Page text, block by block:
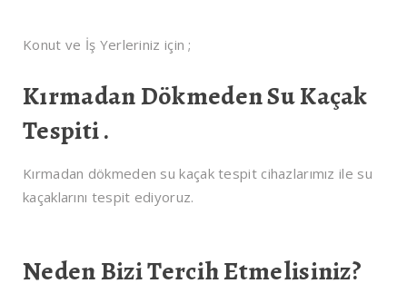
Konut ve İş Yerleriniz için ;
Kırmadan Dökmeden Su Kaçak
Tespiti .
Kırmadan dökmeden su kaçak tespit cihazlarımız ile su
kaçaklarını tespit ediyoruz.
Neden Bizi Tercih Etmelisiniz?